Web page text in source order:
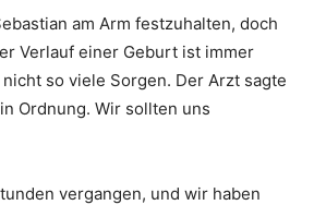
am Arm festzuhalten, doch
Verlauf einer Geburt ist immer
so viele Sorgen. Der Arzt sagte
Ordnung. Wir sollten uns
vergangen, und wir haben